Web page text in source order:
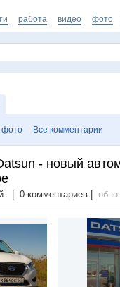
работа видео фото
фото Все комментарии
- новый
| 0 комментариев |